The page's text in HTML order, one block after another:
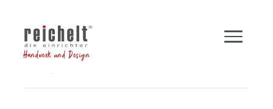
Handwerk und Design